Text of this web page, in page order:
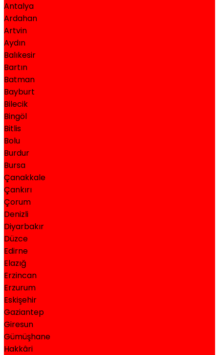
Antalya
Ardahan
Artvin
Aydın
Balıkesir
Bartın
Batman
Bayburt
Bilecik
Bingöl
Bitlis
Bolu
Burdur
Bursa
Çanakkale
Çankırı
Çorum
Denizli
Diyarbakır
Düzce
Edirne
Elazığ
Erzincan
Erzurum
Eskişehir
Gaziantep
Giresun
Gümüşhane
Hakkâri